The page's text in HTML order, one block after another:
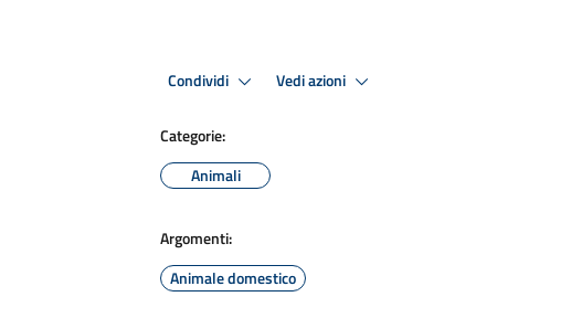
Condividi Vedi azioni
Categorie:
Animali
Argomenti:
Animale domestico